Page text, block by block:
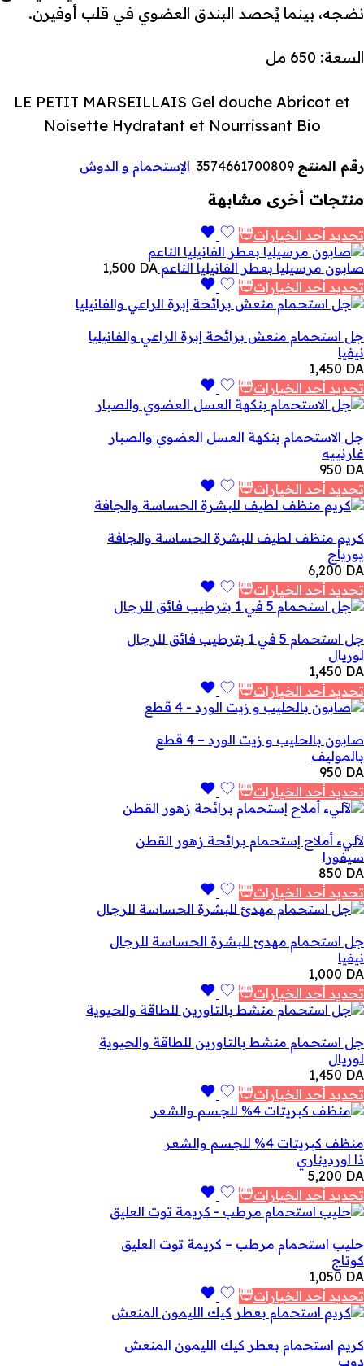
نضجه، بينما يُحصد البندق العضوي في قلب أوفيرن.
السعة: 650 مل
LE PETIT MARSEILLAIS Gel douche Abricot et
Noisette Hydratant et Nourrissant Bio
رقم المنتج 3574661700809 الإستحمام و الدوش
منتجات أخرى مشابهة
تحديد أحد الخيارات
صابون مرسيليا بعطر الفانيليا الناعم
1,500 DA
تحديد أحد الخيارات
جل استحمام منعش برائحة إبرة الراعي والفانيليا
نيفيا
1,450 DA
تحديد أحد الخيارات
جل الاستحمام بنكهة العسل العضوي والصبار
غارنييه
950 DA
تحديد أحد الخيارات
كريم منظف لطيف للبشرة الحساسة والجافة
يورياج
6,200 DA
تحديد أحد الخيارات
جل استحمام 5 في 1 بترطيب فائق للرجال
لوريال
1,450 DA
تحديد أحد الخيارات
صابون بالحليب و زيت الورد – 4 قطع
بالموليف
950 DA
تحديد أحد الخيارات
لآليء أملاح إستحمام برائحة زهور القطن
سيفورا
850 DA
تحديد أحد الخيارات
جل استحمام مهدئ للبشرة الحساسة للرجال
نيفيا
1,000 DA
تحديد أحد الخيارات
جل استحمام منشط بالتاورين للطاقة والحيوية
لوريال
1,450 DA
تحديد أحد الخيارات
منظف ​​كبريتات 4% للجسم والشعر
ذا اورديناري
5,200 DA
تحديد أحد الخيارات
حليب استحمام مرطب – كريمة توت العليق
كوتاج
1,050 DA
تحديد أحد الخيارات
كريم استحمام بعطر كيك الليمون المنعش
دوب